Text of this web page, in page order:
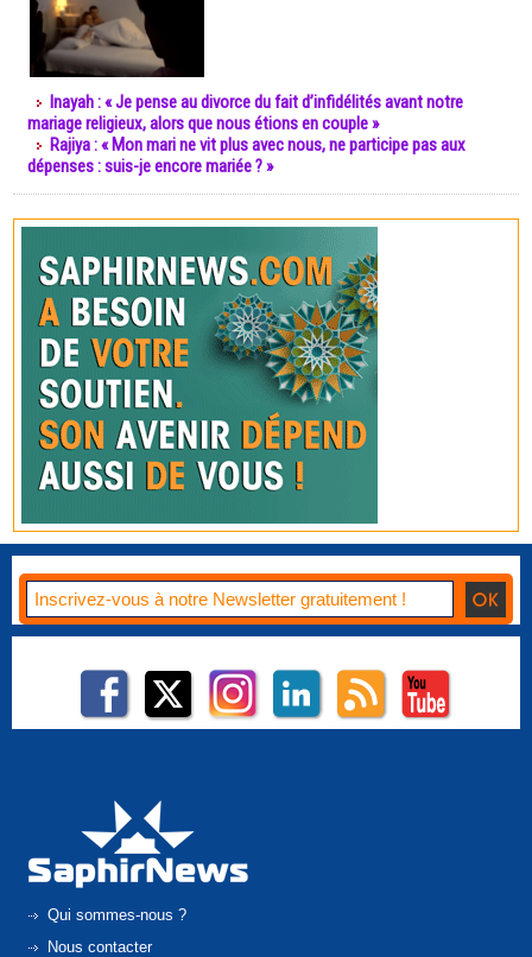
Inayah : « Je pense au divorce du fait d’infidélités avant notre
mariage religieux, alors que nous étions en couple »
Rajiya : « Mon mari ne vit plus avec nous, ne participe pas aux
dépenses : suis-je encore mariée ? »
Qui sommes-nous ?
Nous contacter